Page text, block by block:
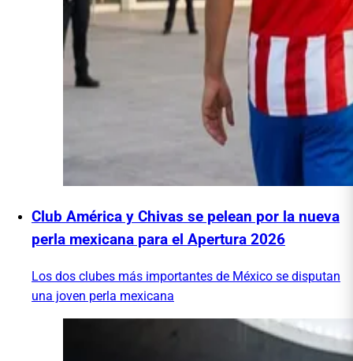
Club América y Chivas se pelean por la nueva
perla mexicana para el Apertura 2026
Los dos clubes más importantes de México se disputan
una joven perla mexicana